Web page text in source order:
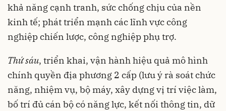
khả năng cạnh tranh, sức chống chịu của nền
kinh tế; phát triển mạnh các lĩnh vực công
nghiệp chiến lược, công nghiệp phụ trợ.
Thứ sáu, triển khai, vận hành hiệu quả mô hình
chính quyền địa phương 2 cấp (lưu ý rà soát chức
năng, nhiệm vụ, bộ máy, xây dựng vị trí việc làm,
bố trí đủ cán bộ có năng lực, kết nối thông tin, dữ